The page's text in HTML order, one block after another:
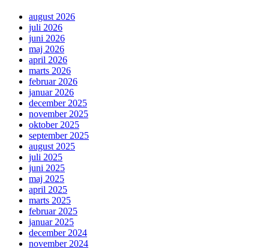
august 2026
juli 2026
juni 2026
maj 2026
april 2026
marts 2026
februar 2026
januar 2026
december 2025
november 2025
oktober 2025
september 2025
august 2025
juli 2025
juni 2025
maj 2025
april 2025
marts 2025
februar 2025
januar 2025
december 2024
november 2024